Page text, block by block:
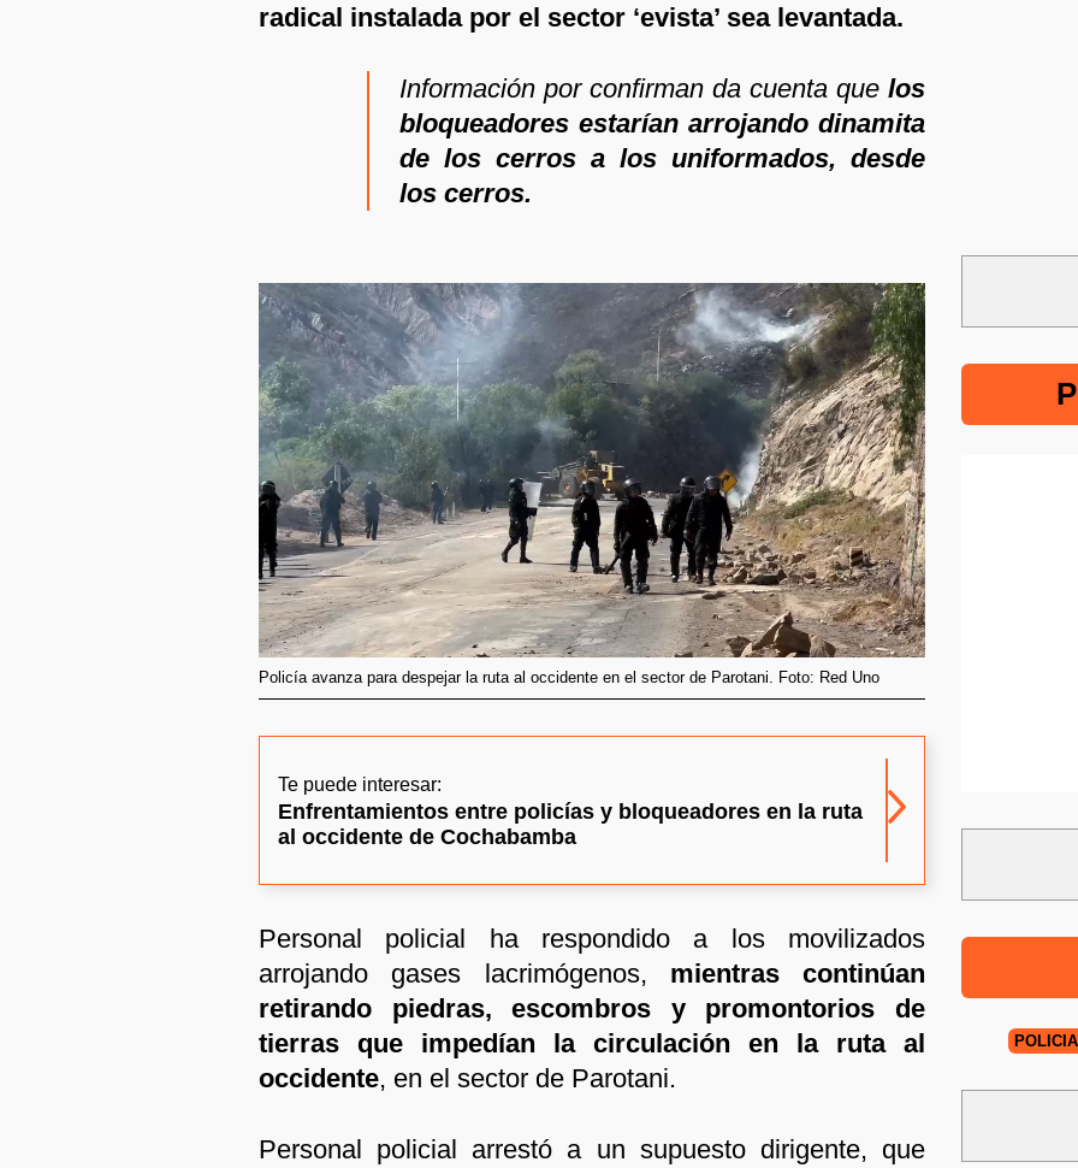
radical instalada por el sector ‘evista’ sea levantada.
Información por confirman da cuenta que los
bloqueadores estarían arrojando dinamita
de los cerros a los uniformados, desde
los cerros.
Policía avanza para despejar la ruta al occidente en el sector de Parotani. Foto: Red Uno
Te puede interesar:
Enfrentamientos entre policías y bloqueadores en la ruta
al occidente de Cochabamba
Personal policial ha respondido a los movilizados
arrojando gases lacrimógenos, mientras continúan
retirando piedras, escombros y promontorios de
tierras que impedían la circulación en la ruta al
occidente, en el sector de Parotani.
Personal policial arrestó a un supuesto dirigente, que